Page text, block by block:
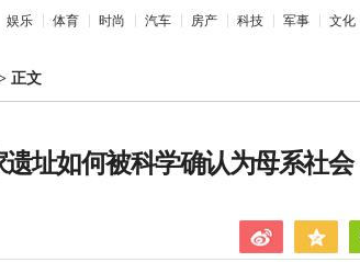
娱乐 体育 时尚 汽车 房产 科技 军事 文化
正文
遗址如何被科学确认为母系社会